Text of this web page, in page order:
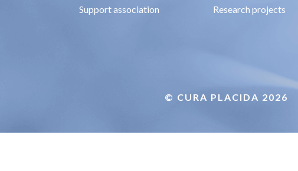
Support association
Research projects
© CURA PLACIDA 2026